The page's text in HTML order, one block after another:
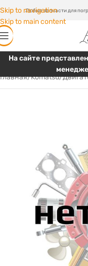
Skip to navigation
Skip to main content
Любые запчасти для
На сайте
Главная/Komatsu/